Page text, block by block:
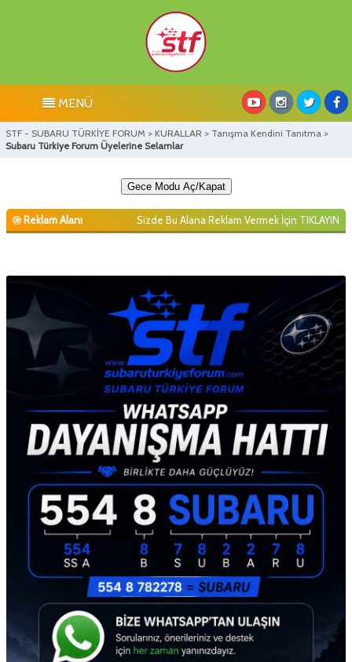
MENÜ
STF - SUBARU TÜRKİYE FORUM > KURALLAR > Tanışma Kendini Tanıtma >
Subaru Türkiye Forum Üyelerine Selamlar
Gece Modu Aç/Kapat
Reklam Alanı Sizde Bu Alana Reklam Vermek İçin TIKLAYIN